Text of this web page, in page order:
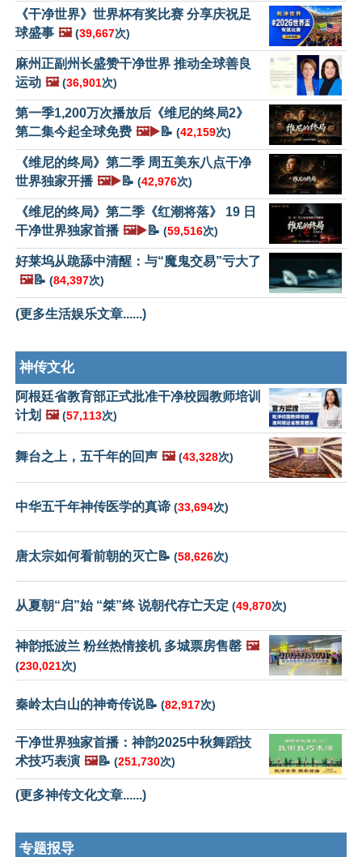
《干净世界》世界杯有奖比赛 分享庆祝足
球盛事 🖼️ (39,667次)
麻州正副州长盛赞干净世界 推动全球善良
运动 🖼️ (36,901次)
第一季1,200万次播放后《维尼的终局2》
第二集今起全球免费 🖼️▶️📝 (42,159次)
《维尼的终局》第二季 周五美东八点干净
世界独家开播 🖼️▶️📝 (42,976次)
《维尼的终局》第二季《红潮将落》 19 日
干净世界独家首播 🖼️▶️📝 (59,516次)
好莱坞从跪舔中清醒：与“魔鬼交易”亏大了
🖼️📝 (84,397次)
(更多生活娱乐文章......)
神传文化
阿根廷省教育部正式批准干净校园教师培训
计划 🖼️ (57,113次)
舞台之上，五千年的回声 🖼️ (43,328次)
中华五千年神传医学的真谛 (33,694次)
唐太宗如何看前朝的灭亡📝 (58,626次)
从夏朝“启”始 “桀”终 说朝代存亡天定 (49,870次)
神韵抵波兰 粉丝热情接机 多城票房售罄 🖼️
(230,021次)
秦岭太白山的神奇传说📝 (82,917次)
干净世界独家首播：神韵2025中秋舞蹈技
术技巧表演 🖼️📝 (251,730次)
(更多神传文化文章......)
专题报导